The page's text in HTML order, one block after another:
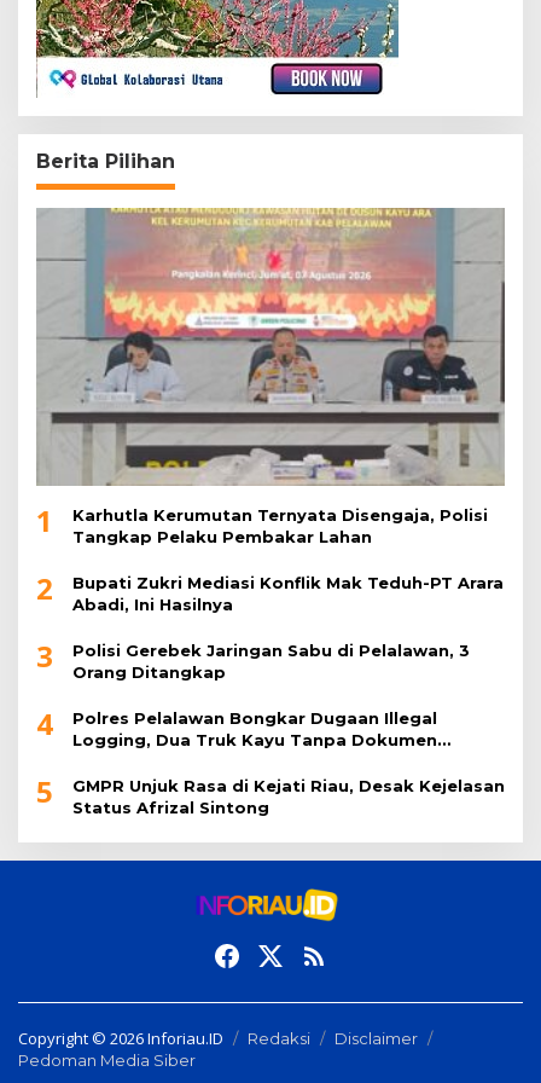
Berita Pilihan
1
Karhutla Kerumutan Ternyata Disengaja, Polisi
Tangkap Pelaku Pembakar Lahan
2
Bupati Zukri Mediasi Konflik Mak Teduh-PT Arara
Abadi, Ini Hasilnya
3
Polisi Gerebek Jaringan Sabu di Pelalawan, 3
Orang Ditangkap
4
Polres Pelalawan Bongkar Dugaan Illegal
Logging, Dua Truk Kayu Tanpa Dokumen
5
GMPR Unjuk Rasa di Kejati Riau, Desak Kejelasan
Status Afrizal Sintong
Copyright © 2026 Inforiau.ID Redaksi
Disclaimer
Pedoman Media Siber